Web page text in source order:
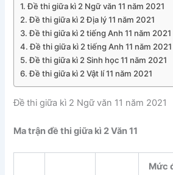
Đề thi giữa kì 2 Ngữ văn 11 năm 2021
Đề thi giữa kì 2 Địa lý 11 năm 2021
Đề thi giữa kì 2 tiếng Anh 11 năm 2021
Đề thi giữa kì 2 tiếng Anh 11 năm
Đề thi giữa kì 2 Sinh học 11 năm 2021
Đề thi giữa kì 2 Vật lí 11 năm 2021
Đề thi giữa kì 2 Ngữ văn 11 năm 2021
Ma trận đề thi giữa kì 2 Văn 11
Mức